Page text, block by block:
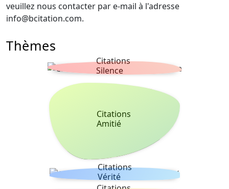
veuillez nous contacter par e-mail à l'adresse
info@bcitation.com.
Thèmes
Citations
Silence
Citations
Amitié
Citations
Vérité